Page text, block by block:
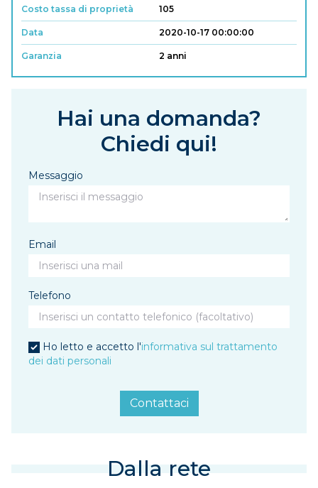
Costo tassa di proprietà 105
Data 2020-10-17 00:00:00
Garanzia 2 anni
Hai una domanda?
Chiedi qui!
Messaggio
Email
Telefono
Ho letto e accetto l'informativa sul trattamento
dei dati personali
Contattaci
Dalla rete